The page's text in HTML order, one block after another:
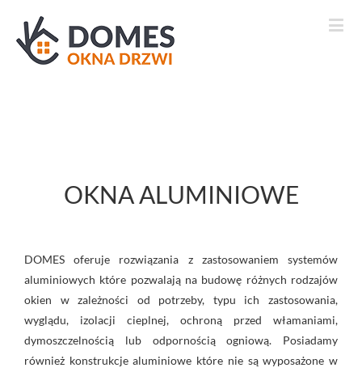
OKNA ALUMINIOWE
DOMES oferuje rozwiązania z zastosowaniem systemów
aluminiowych które pozwalają na budowę różnych rodzajów
okien w zależności od potrzeby, typu ich zastosowania,
wyglądu, izolacji cieplnej, ochroną przed włamaniami,
dymoszczelnością lub odpornością ogniową. Posiadamy
również konstrukcje aluminiowe które nie są wyposażone w